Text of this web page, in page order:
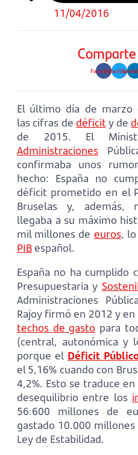
11/04/2016
FacebookTwitter
El último día de marzo
las cifras de déficit y de
de 2015. El
Administraciones
confirmaba unos
hecho: España no
déficit prometido en el
Bruselas y, además,
llegaba a su máximo
mil millones de euros, lo
PIBespañol.
España no ha cumplido
Presupuestaria y
Administraciones
Rajoy firmó en 2012 y
techos de gasto para
(central, autonómica y
porque el Déficit
el 5,16% cuando con
4,2%. Esto se traduce
desequilibrio entre los
56.600 millones de
gastado 10.000
Ley de Estabilidad.